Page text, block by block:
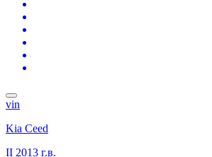
vin
Kia Ceed
II 2013 г.в.